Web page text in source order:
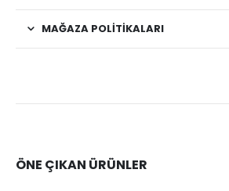
MAĞAZA POLITIKALARI
ÖNE ÇIKAN ÜRÜNLER